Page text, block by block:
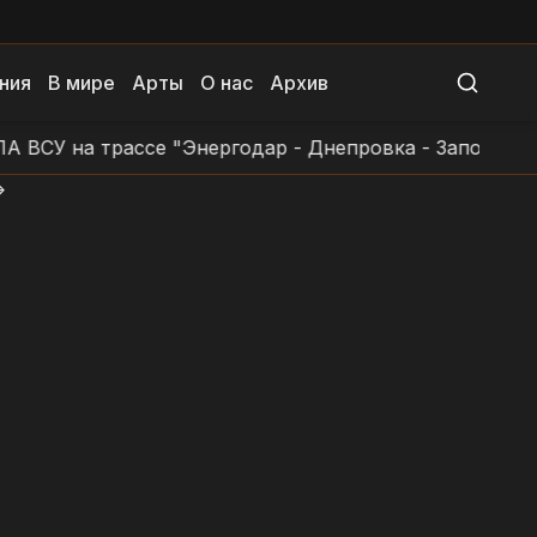
В мире Арты О нас Архив
трассе "Энергодар - Днепровка - Заповетное -